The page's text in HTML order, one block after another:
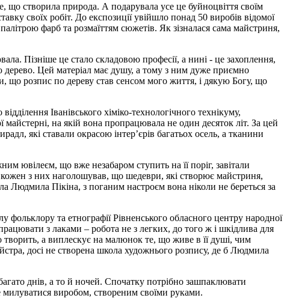
що створила природа. А подарувала усе це буйноцвіття своїм
своїх робіт. До експозиції увійшло понад 50 виробів відомої
фарб та розмаїттям сюжетів. Як зізналася сама майстриня,
Пізніше це стало складовою професії, а нині - це захоплення,
Цей матеріал має душу, а тому з ним дуже приємно
що розпис по дереву став сенсом мого життя, і дякую Богу, що
Іванівського хіміко-технологічного технікуму,
на якій вона пропрацювала не один десяток літ. За цей
які ставали окрасою інтер’єрів багатьох осель, а тканини
ювілеєм, що вже незабаром ступить на її поріг, завітали
кожен з них наголошував, що шедеври, які створює майстриня,
Людмила Пікіна, з поганим настроєм вона ніколи не береться за
фольклору та етнографії Рівненського обласного центру народної
з лаками – робота не з легких, до того ж і шкідлива для
а виплескує на малюнок те, що живе в її душі, чим
досі не створена школа художнього розпису, де б Людмила
днів, а то й ночей. Спочатку потрібно зашпаклювати
милуватися виробом, створеним своїми руками.